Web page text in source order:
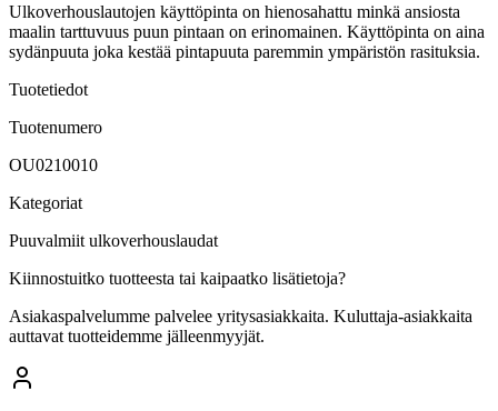
Ulkoverhouslautojen käyttöpinta on hienosahattu minkä ansiosta
maalin tarttuvuus puun pintaan on erinomainen. Käyttöpinta on aina
sydänpuuta joka kestää pintapuuta paremmin ympäristön rasituksia.
Tuotetiedot
Tuotenumero
OU0210010
Kategoriat
Puuvalmiit ulkoverhouslaudat
Kiinnostuitko tuotteesta tai kaipaatko lisätietoja?
Asiakaspalvelumme palvelee yritysasiakkaita. Kuluttaja-asiakkaita
auttavat tuotteidemme jälleenmyyjät.